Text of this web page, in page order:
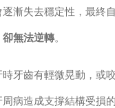
漸失去穩定性，最終
無法逆轉。
牙齒有輕微晃動，或
病造成支撐結構受損的